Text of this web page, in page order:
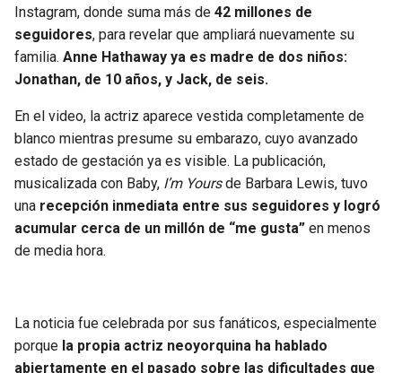
Instagram, donde suma más de 42 millones de
seguidores, para revelar que ampliará nuevamente su
familia. Anne Hathaway ya es madre de dos niños:
Jonathan, de 10 años, y Jack, de seis.
En el video, la actriz aparece vestida completamente de
blanco mientras presume su embarazo, cuyo avanzado
estado de gestación ya es visible. La publicación,
musicalizada con Baby, I’m Yoursde Barbara Lewis, tuvo
una recepción inmediata entre sus seguidores y logró
acumular cerca de un millón de “me gusta” en menos
de media hora.
La noticia fue celebrada por sus fanáticos, especialmente
porque la propia actriz neoyorquina ha hablado
abiertamente en el pasado sobre las dificultades que